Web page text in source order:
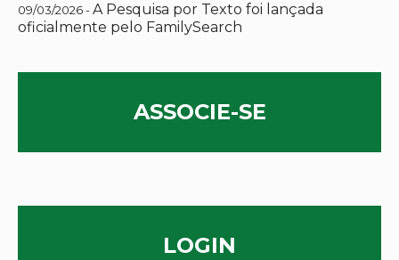
09/03/2026 -A Pesquisa por Texto foi lançada
oficialmente pelo FamilySearch
ASSOCIE-SE
LOGIN